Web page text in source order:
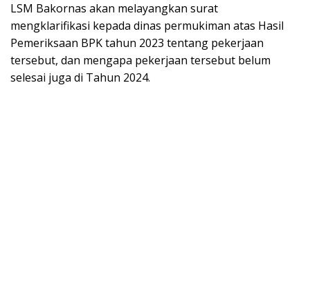
LSM Bakornas akan melayangkan surat
mengklarifikasi kepada dinas permukiman atas Hasil
Pemeriksaan BPK tahun 2023 tentang pekerjaan
tersebut, dan mengapa pekerjaan tersebut belum
selesai juga di Tahun 2024.